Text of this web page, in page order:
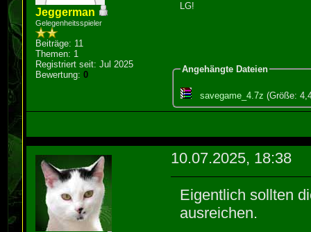
Jeggerman
Gelegenheitsspieler
Beiträge: 11
Themen: 1
Registriert seit: Jul 2025
Bewertung:0
LG!
Angehängte Dateien
savegame_4.7z (Größe:
10.07.2025, 18:38
Eigentlich sollten
ausreichen.